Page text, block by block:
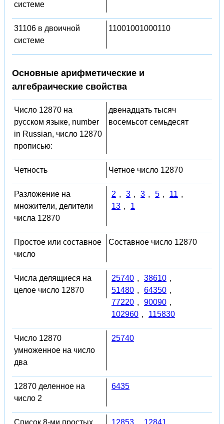
системе
31106 в двоичной
системе
11001001000110
Основные арифметические и
алгебраические свойства
Число 12870 на
русском языке, number
in Russian, число 12870
прописью:
двенадцать тысяч
восемьсот семьдесят
Четность Четное число 12870
Разложение на
множители, делители
числа 12870
2 , 3 , 3 , 5 , 11 ,
13 , 1
Простое или составное
число
Составное число 12870
Числа делящиеся на
целое число 12870
25740 , 38610 ,
51480 , 64350 ,
77220 , 90090 ,
102960 , 115830
Число 12870
умноженное на число
два
25740
12870 деленное на
число 2
6435
Список 8-ми простых
12853 , 12841 ,